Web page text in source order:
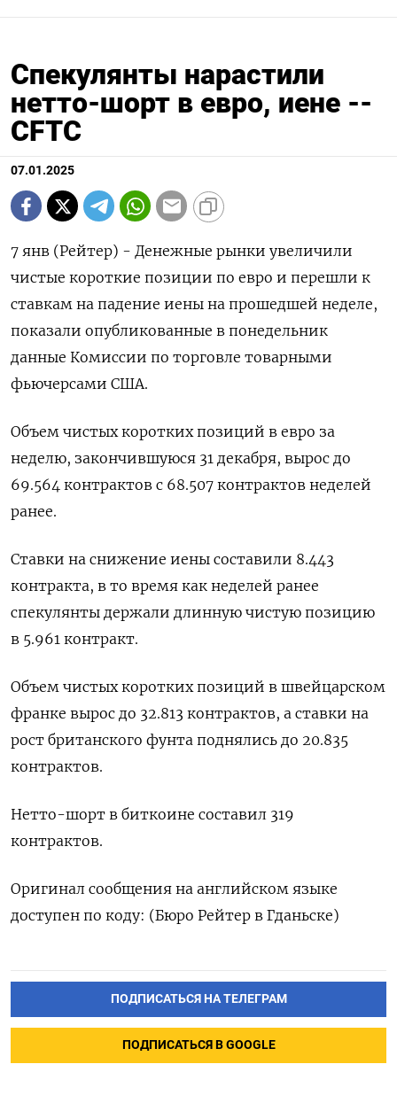
Спекулянты нарастили
нетто-шорт в евро, иене --
CFTC
07.01.2025
7 янв (Рейтер) - Денежные рынки увеличили
чистые короткие позиции по евро и перешли к
ставкам на падение иены на прошедшей неделе,
показали опубликованные в понедельник
данные Комиссии по торговле товарными
фьючерсами США.
Объем чистых коротких позиций в евро за
неделю, закончившуюся 31 декабря, вырос до
69.564 контрактов с 68.507 контрактов неделей
ранее.
Ставки на снижение иены составили 8.443
контракта, в то время как неделей ранее
спекулянты держали длинную чистую позицию
в 5.961 контракт.
Объем чистых коротких позиций в швейцарском
франке вырос до 32.813 контрактов, а ставки на
рост британского фунта поднялись до 20.835
контрактов.
Нетто-шорт в биткоине составил 319
контрактов.
Оригинал сообщения на английском языке
доступен по коду: (Бюро Рейтер в Гданьске)
ПОДПИСАТЬСЯ НА ТЕЛЕГРАМ
ПОДПИСАТЬСЯ В GOOGLE